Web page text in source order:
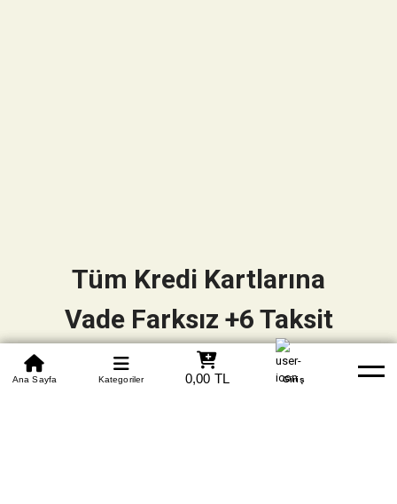
0850 305 09 70
Beden Tablosu Banka Hesapları Whatsapp Yardım
Ana Sayfa Kategoriler 0,00 TL Giriş
Tüm Kredi Kartlarına
Vade Farksız +6 Taksit